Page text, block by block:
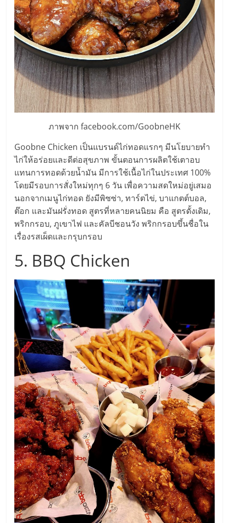
เปิด
ร้าน
ปรึกษา
ฟรี,
บริการ
พัฒนา
ระบบ
แฟ
รน
ไชส์"
"ศูนย์
รวม
ข้อมูล
ธุรกิจ
SME
แห่ง
ประเทศไทย,
ThaiSMEsCenter,
รวม
ธุรกิจ
มอี
ไทย,
SMEs,
แฟ
รน
ไชส์,
ภาพจาก facebook.com/GoobneHK
Goobne Chicken เป็นแบรนด์ไก่ทอดแรกๆ มีนโยบายทำ
ไก่ให้อร่อยและดีต่อสุขภาพ ขั้นตอนการผลิตใช้เตาอบ
แทนการทอดด้วยน้ำมัน มีการใช้เนื้อไก่ในประเทศ 100%
โดยมีรอบการสั่งใหม่ทุกๆ 6 วัน เพื่อความสดใหม่อยู่เสมอ
นอกจากเมนูไก่ทอด ยังมีพิซซ่า, ทาร์ตไข่, บาแกตต์บอล,
ต๊อก และมันฝรั่งทอด สูตรที่หลายคนนิยม คือ สูตรดั้งเดิม,
พริกกรอบ, ภูเขาไฟ และคัลบีชอนวัง พริกกรอบขึ้นชื่อใน
เรื่องรสเผ็ดและกรุบกรอบ
5. BBQ Chicken